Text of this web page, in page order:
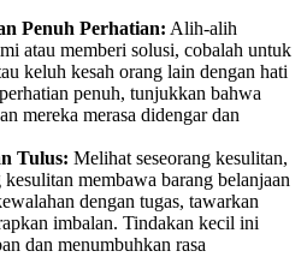
Penuh Perhatian: Alih-alih
atau memberi solusi, cobalah untuk
keluh kesah orang lain dengan hati
penuh, tunjukkan bahwa
mereka merasa didengar dan
Tulus: Melihat seseorang kesulitan,
membawa barang belanjaan
dengan tugas, tawarkan
imbalan. Tindakan kecil ini
dan menumbuhkan rasa